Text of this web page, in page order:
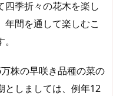
四季折々の花木を楽し
間を通して楽しむこ
株の早咲き品種の菜の
としましては、例年12